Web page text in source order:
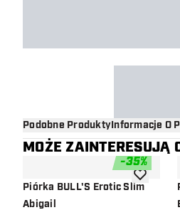
Podobne ProduktyInformacje O
MOŻE ZAINTERESUJĄ
-35%
Piórka BULL'S Erotic Slim
Abigail
dodaj do